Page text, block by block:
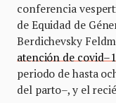
conferencia
de Equidad de
Berdichevsky
atención de
periodo de hasta
del parto–, y el